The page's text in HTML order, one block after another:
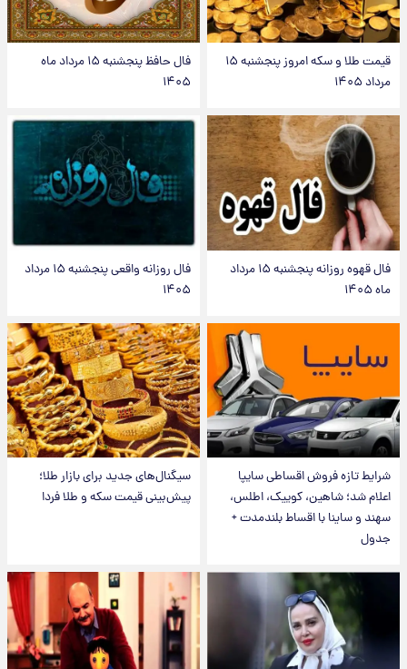
قیمت طلا و سکه امروز پنجشنبه ۱۵
مرداد ۱۴۰۵
فال حافظ پنجشنبه ۱۵ مرداد ماه
۱۴۰۵
فال قهوه روزانه پنجشنبه ۱۵ مرداد
ماه ۱۴۰۵
فال روزانه واقعی پنجشنبه ۱۵ مرداد
۱۴۰۵
شرایط تازه فروش اقساطی سایپا
اعلام شد؛ شاهین، کوییک، اطلس،
سهند و ساینا با اقساط بلندمدت +
جدول
سیگنال‌های جدید برای بازار طلا؛
پیش‌بینی قیمت سکه و طلا فردا